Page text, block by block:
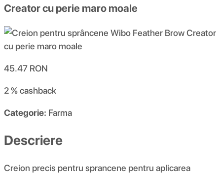
Creator cu perie maro moale
45.47 RON
2 %cashback
Categorie: Farma
Descriere
Creion precis pentru sprancene pentru aplicarea